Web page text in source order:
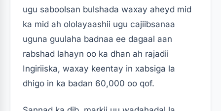
ugu saboolsan bulshada waxay aheyd mid
ka mid ah ololayaashii ugu cajiibsanaa
uguna guulaha badnaa ee dagaal aan
rabshad lahayn oo ka dhan ah rajadii
Ingiriiska, waxay keentay in xabsiga la
dhigo in ka badan 60,000 oo qof.